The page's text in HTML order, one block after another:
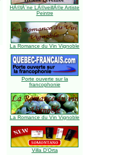
HÃ©lÃ¨ne LÃ©veillÃ©e Artiste
Peintre
La Romance du Vin Vignoble
Porte ouverte sur la
francophonie
La Romance du Vin Vignoble
Villa D'Orta